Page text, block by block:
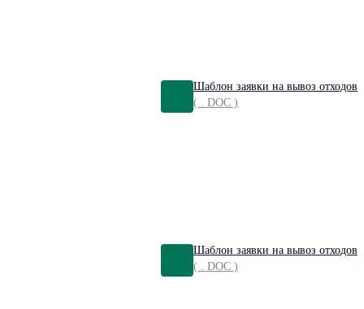
Шаблон заявки на вывоз отходов
( . DOC )
Шаблон заявки на вывоз отходов
( . DOC )